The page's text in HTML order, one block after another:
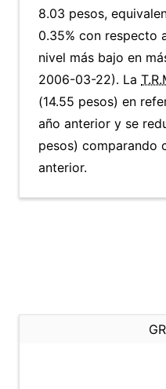
8.03 pesos,
0.35% con respecto
nivel más bajo en
2006-03-22). La
(14.55 pesos) en
año anterior y se
pesos) comparando
anterior.